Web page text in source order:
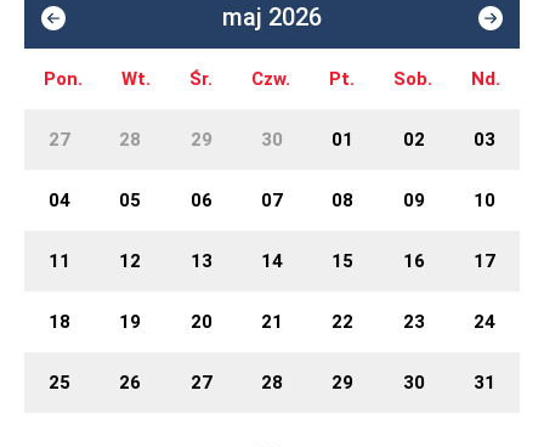
maj 2026
Pon. Wt. Śr. Czw. Pt. Sob. Nd.
27 28 29 30 01 02 03
04 05 06 07 08 09 10
11 12 13 14 15 16 17
18 19 20 21 22 23 24
25 26 27 28 29 30 31